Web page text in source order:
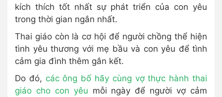
kích thích tốt nhất sự phát triển của con yêu
trong thời gian ngắn nhất.
Thai giáo còn là cơ hội để người chồng thể hiện
tình yêu thương với mẹ bầu và con yêu để tình
cảm gia đình thêm gắn kết.
Do đó, các ông bố hãy cùng vợ thực hành thai
giáo cho con yêu mỗi ngày để người vợ cảm